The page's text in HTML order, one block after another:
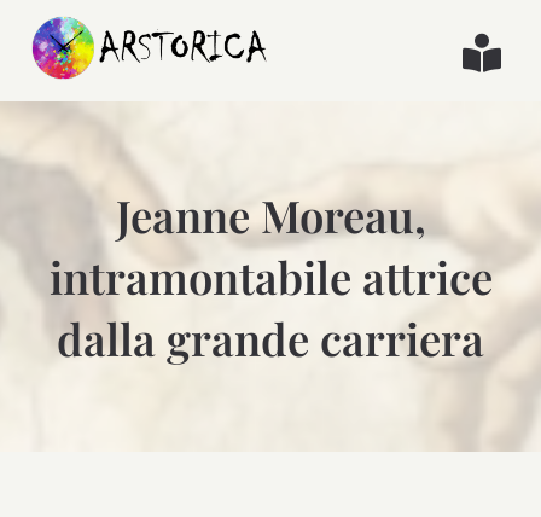
Salta
Le nostre interviste
Le nostre recensioni
Jeanne Moreau,
intramontabile attrice
dalla grande carriera